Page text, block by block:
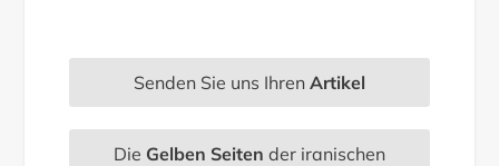
Senden Sie uns Ihren Artikel
Die Gelben Seiten der iranischen